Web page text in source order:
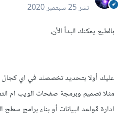
نشر25 سبتمبر 2020
بالطبع يمكنك البدأ الأن،
عليك أولا بتحديد تخصصك في اي كجال
مثلا تصميم وبرمجة صفحات الويب ام
ادارة قواعد البيانات أو بناء برامج سطح